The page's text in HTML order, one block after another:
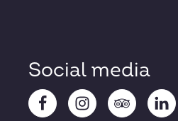
Social media